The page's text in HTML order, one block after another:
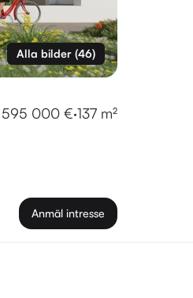
Alla bilder(46)
595 000 €·137 m²
Anmäl intresse